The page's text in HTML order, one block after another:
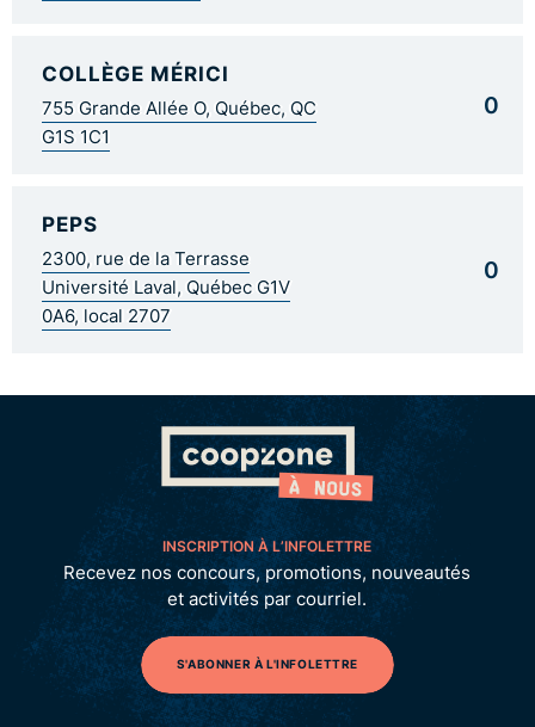
COLLÈGE MÉRICI
755 Grande Allée O, Québec, QC
G1S 1C1
0
PEPS
2300, rue de la Terrasse
Université Laval, Québec G1V
0A6, local 2707
0
INSCRIPTION À L’INFOLETTRE
Recevez nos concours, promotions, nouveautés
et activités par courriel.
S'ABONNER À L'INFOLETTRE